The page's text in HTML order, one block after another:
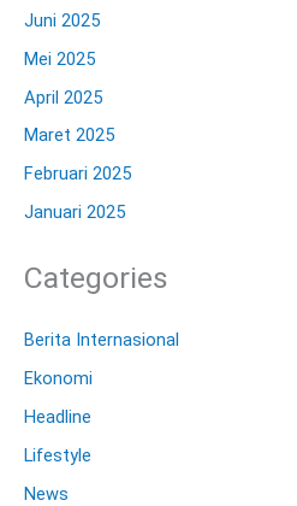
Juni 2025
Mei 2025
April 2025
Maret 2025
Februari 2025
Januari 2025
Categories
Berita Internasional
Ekonomi
Headline
Lifestyle
News